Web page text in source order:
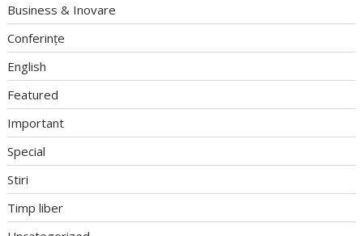
Business & Inovare
Conferințe
English
Featured
Important
Special
Stiri
Timp liber